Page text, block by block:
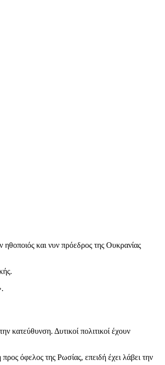
και νυν πρόεδρος της Ουκρανίας
Δυτικοί πολιτικοί έχουν
όφελος της Ρωσίας, επειδή έχει λάβει την